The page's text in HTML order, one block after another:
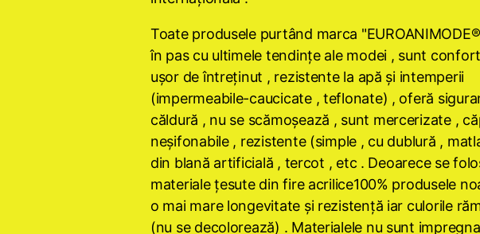
Toate produsele purtând marca
în pas cu ultimele tendinţe ale modei , sunt
uşor de întreţinut , rezistente la apă şi intemperii
(impermeabile-caucicate , teflonate) , oferă
căldură , nu se scămoşează , sunt mercerizate ,
neşifonabile , rezistente (simple , cu dublură ,
din blană artificială , tercot , etc . Deoarece se
materiale ţesute din fire acrilice100% produsele
o mai mare longevitate şi rezistenţă iar culorile
(nu se decolorează) . Materialele nu sunt